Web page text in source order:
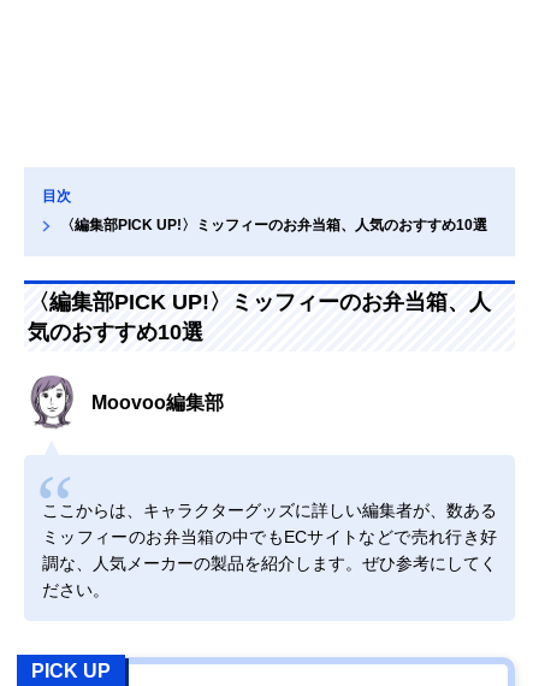
目次
〈編集部PICK UP!〉ミッフィーのお弁当箱、人気のおすすめ10選
〈編集部PICK UP!〉ミッフィーのお弁当箱、人
気のおすすめ10選
Moovoo編集部
ここからは、キャラクターグッズに詳しい編集者が、数ある
ミッフィーのお弁当箱の中でもECサイトなどで売れ行き好
調な、人気メーカーの製品を紹介します。ぜひ参考にしてく
ださい。
PICK UP